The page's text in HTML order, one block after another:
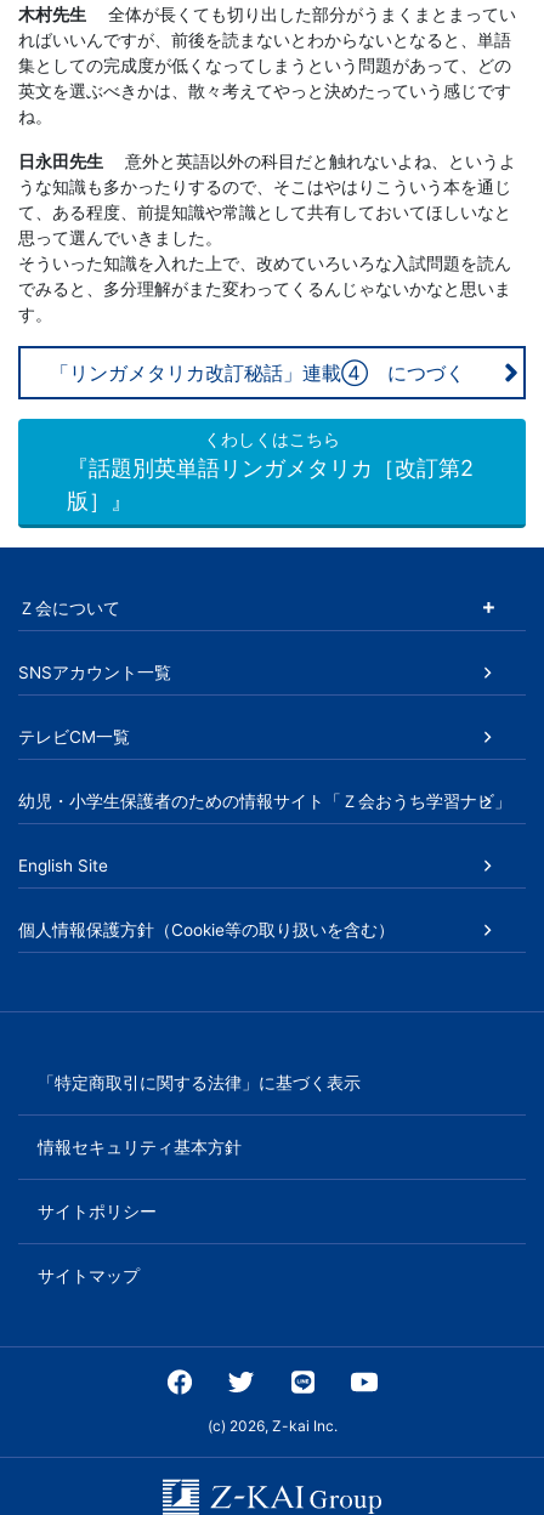
木村先生 全体が長くても切り出した部分がうまくまとまってい
ればいいんですが、前後を読まないとわからないとなると、単語
集としての完成度が低くなってしまうという問題があって、どの
英文を選ぶべきかは、散々考えてやっと決めたっていう感じです
ね。
日永田先生 意外と英語以外の科目だと触れないよね、というよ
うな知識も多かったりするので、そこはやはりこういう本を通じ
て、ある程度、前提知識や常識として共有しておいてほしいなと
思って選んでいきました。
そういった知識を入れた上で、改めていろいろな入試問題を読ん
でみると、多分理解がまた変わってくるんじゃないかなと思いま
す。
「リンガメタリカ改訂秘話」連載④ につづく
くわしくはこちら
『話題別英単語リンガメタリカ［改訂第2
版］』
Ｚ会について
SNSアカウント一覧
テレビCM一覧
幼児・小学生保護者のための情報サイト「Ｚ会おうち学習ナビ」
English Site
個人情報保護方針（Cookie等の取り扱いを含む）
「特定商取引に関する法律」に基づく表示
情報セキュリティ基本方針
サイトポリシー
サイトマップ
(c) 2026, Z-kai Inc.